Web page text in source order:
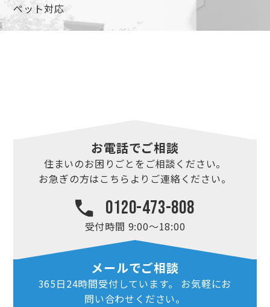
ペット対応
お電話でご相談
住まいのお困りごとを ご相談ください。
お急ぎの方はこちらより ご連絡ください。
0120-473-808
受付時間 9:00～18:00
メールでご相談
365日24時間受付しています。
お気軽にお
問い合わせ ください。